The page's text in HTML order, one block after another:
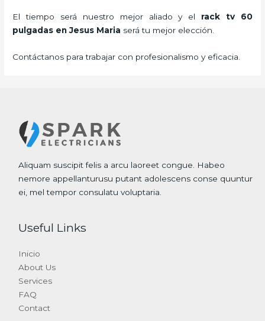
El tiempo será nuestro mejor aliado y el rack tv 60
pulgadas en Jesus Maria será tu mejor elección.
Contáctanos para trabajar con profesionalismo y eficacia.
Aliquam suscipit felis a arcu laoreet congue. Habeo
nemore appellanturusu putant adolescens conse quuntur
ei, mel tempor consulatu voluptaria.
Useful Links
Inicio
About Us
Services
FAQ
Contact